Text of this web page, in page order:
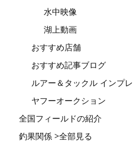
水中映像
湖上動画
おすすめ店舗
おすすめ記事ブログ
ルアー＆タックル インプレ
ヤフーオークション
全国フィールドの紹介
釣果関係 >全部見る